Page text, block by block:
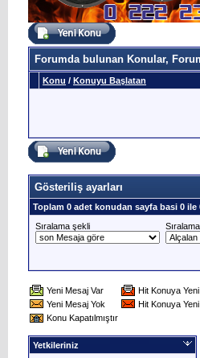
Forumda bulunan Konular,
Konu / Konuyu Başlatan
Gösteriliş ayarları
Toplam 0 adet konudan sayfa basi 0
Sıralama şekli
Yeni Mesaj Var
Hit Konuya Yeni
Yeni Mesaj Yok
Hit Konuya Yeni
Konu Kapatılmıştır
Yetkileriniz